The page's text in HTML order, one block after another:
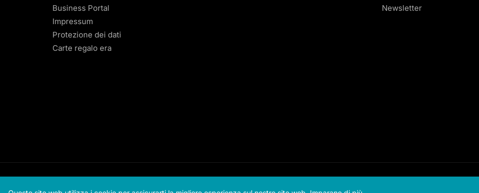
Business Portal
Impressum
Protezione dei dati
Carte regalo era
Newsletter